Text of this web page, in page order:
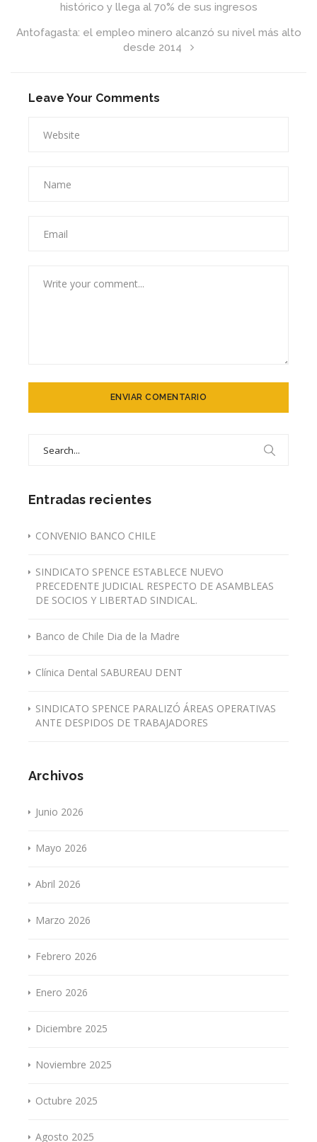
histórico y llega al 70% de sus ingresos
Antofagasta: el empleo minero alcanzó su nivel más alto
desde 2014
Leave Your Comments
Entradas recientes
CONVENIO BANCO CHILE
SINDICATO SPENCE ESTABLECE NUEVO
PRECEDENTE JUDICIAL RESPECTO DE ASAMBLEAS
DE SOCIOS Y LIBERTAD SINDICAL.
Banco de Chile Dia de la Madre
Clínica Dental SABUREAU DENT
SINDICATO SPENCE PARALIZÓ ÁREAS OPERATIVAS
ANTE DESPIDOS DE TRABAJADORES
Archivos
Junio 2026
Mayo 2026
Abril 2026
Marzo 2026
Febrero 2026
Enero 2026
Diciembre 2025
Noviembre 2025
Octubre 2025
Agosto 2025